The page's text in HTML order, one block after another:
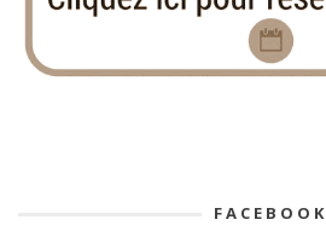
FACEBOOK